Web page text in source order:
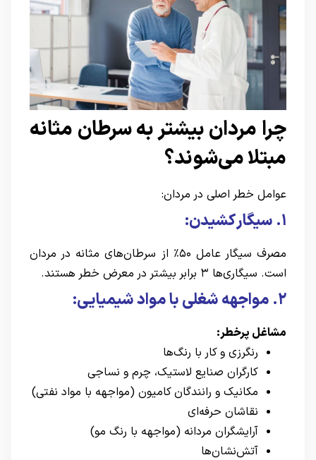
چرا مردان بیشتر به سرطان مثانه
مبتلا می‌شوند؟
عوامل خطر اصلی در مردان:
۱. سیگار کشیدن:
مصرف سیگار عامل ۵۰٪ از سرطان‌های مثانه در مردان
است. سیگاری‌ها ۳ برابر بیشتر در معرض خطر هستند.
۲. مواجهه شغلی با مواد شیمیایی:
مشاغل پرخطر:
رنگرزی و کار با رنگ‌ها
کارگران صنایع لاستیک، چرم و نساجی
مکانیک و رانندگان کامیون (مواجهه با مواد نفتی)
نقاشان حرفه‌ای
آرایشگران مردانه (مواجهه با رنگ مو)
آتش‌نشان‌ها